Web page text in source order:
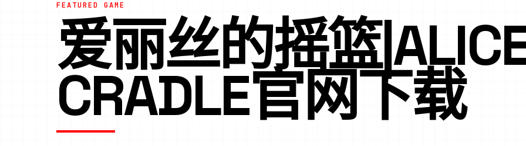
FEATURED GAME
爱丽丝的摇篮
CRADLE官网下载